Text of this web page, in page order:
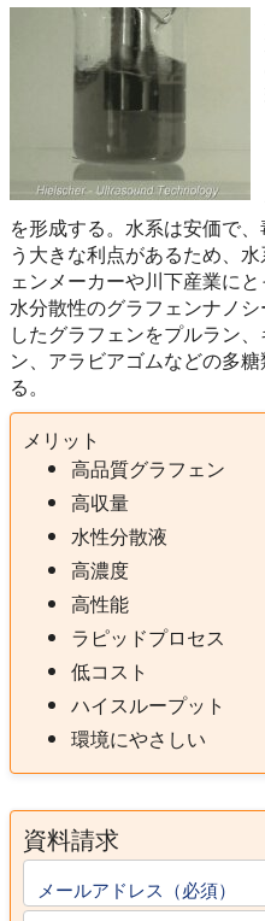
を形成する。水系は安価で
う大きな利点があるため、
ェンメーカーや川下産業にと
水分散性のグラフェンナノ
したグラフェンをプルラン
ン、アラビアゴムなどの多
る。
メリット
高品質グラフェン
高収量
水性分散液
高濃度
高性能
ラピッドプロセス
低コスト
ハイスループット
環境にやさしい
資料請求
メールアドレス（必須）